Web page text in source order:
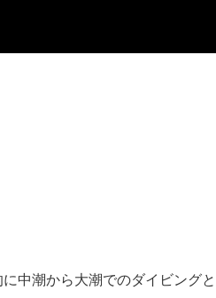
中潮から大潮でのダイビングと